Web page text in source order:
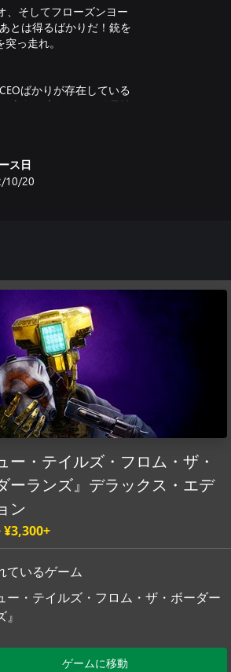
、そしてフローズンヨー
とは得るばかりだ！銃を
っ走れ。
ばかりが存在している
志向な暗殺ロボや凶暴性
ファンも新参のプレイ
売を見つけらえるの
ます。別世代機間でのセ
。
ス日
10/20
ー・テイルズ・フロム・ザ・
ーランズ』デラックス・エデ
ン
¥3,300+
ているゲーム
ー・テイルズ・フロム・ザ・ボーダー
ゲームに移動